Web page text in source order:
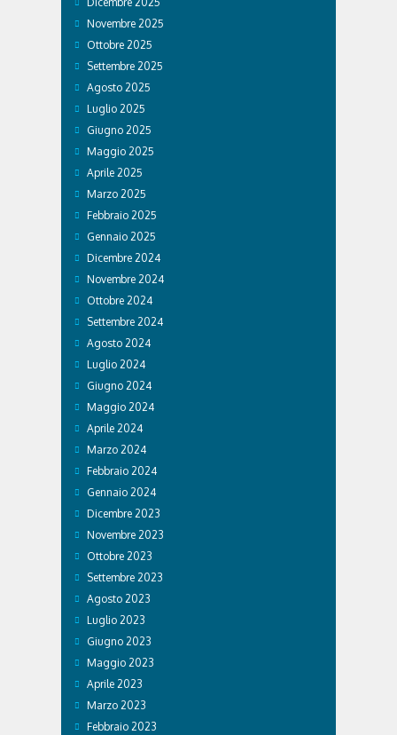
Novembre 2025
Ottobre 2025
Settembre 2025
Agosto 2025
Luglio 2025
Giugno 2025
Maggio 2025
Aprile 2025
Marzo 2025
Febbraio 2025
Gennaio 2025
Dicembre 2024
Novembre 2024
Ottobre 2024
Settembre 2024
Agosto 2024
Luglio 2024
Giugno 2024
Maggio 2024
Aprile 2024
Marzo 2024
Febbraio 2024
Gennaio 2024
Dicembre 2023
Novembre 2023
Ottobre 2023
Settembre 2023
Agosto 2023
Luglio 2023
Giugno 2023
Maggio 2023
Aprile 2023
Marzo 2023
Febbraio 2023